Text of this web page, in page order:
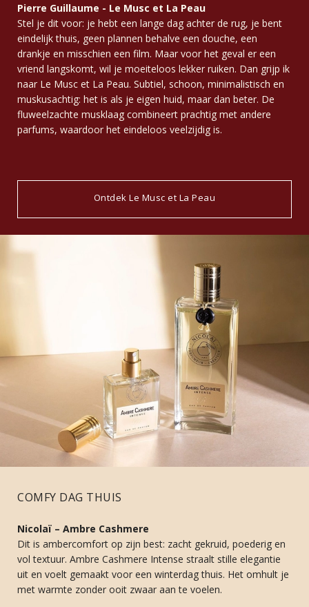
Pierre Guillaume - Le Musc et La Peau
Stel je dit voor: je hebt een lange dag achter de rug, je bent
eindelijk thuis, geen plannen behalve een douche, een
drankje en misschien een film. Maar voor het geval er een
vriend langskomt, wil je moeiteloos lekker ruiken. Dan grijp ik
naar Le Musc et La Peau. Subtiel, schoon, minimalistisch en
muskusachtig: het is als je eigen huid, maar dan beter. De
fluweelzachte musklaag combineert prachtig met andere
parfums, waardoor het eindeloos veelzijdig is.
Ontdek Le Musc et La Peau
COMFY DAG THUIS
Nicolaï – Ambre Cashmere
Dit is ambercomfort op zijn best: zacht gekruid, poederig en
vol textuur. Ambre Cashmere Intense straalt stille elegantie
uit en voelt gemaakt voor een winterdag thuis. Het omhult je
met warmte zonder ooit zwaar aan te voelen.